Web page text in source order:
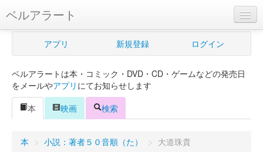
ベルアラート
ベルアラートとは
新規登録
ログイン
アプリ 新規登録 ログイン
ベルアラートは本・コミック・DVD・CD・ゲームなどの発売日
をメールやアプリ にてお知らせします
本
映画 検索
本 > 小説：著者５０音順（た） > 大道珠貴